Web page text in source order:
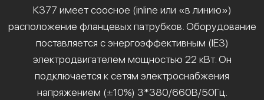
К377 имеет соосное (inline или «в линию»)
расположение фланцевых патрубков. Оборудование
поставляется с энергоэффективным (IE3)
электродвигателем мощностью 22 кВт. Он
подключается к сетям электроснабжения
напряжением (±10%) 3*380/660В/50Гц.